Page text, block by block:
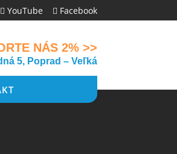
 YouTube  Facebook
NÁS 2% >>
5, Poprad – Veľká